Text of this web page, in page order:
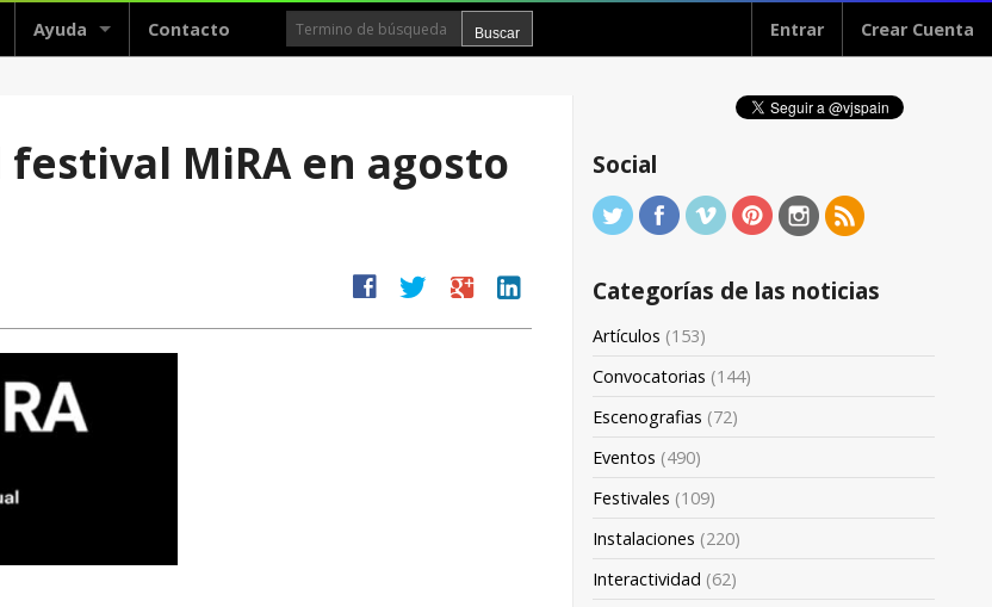
Ayuda Contacto Entrar Crear Cuenta
MiRA en agosto
facebook twitter google linkedin
Social
Categorías de las noticias
Artículos (153)
Convocatorias (144)
Escenografias (72)
Eventos (490)
Festivales (109)
Instalaciones (220)
Interactividad (62)